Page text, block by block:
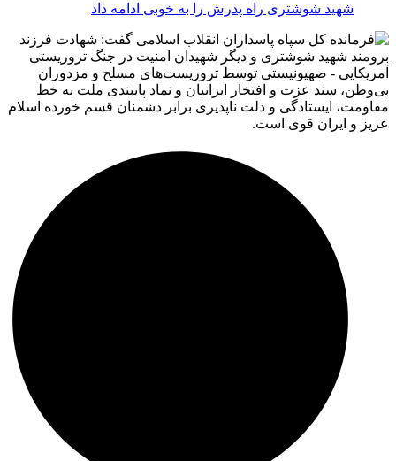
شهید شوشتری راه پدرش را به خوبی ادامه داد